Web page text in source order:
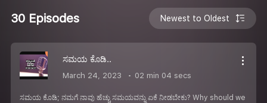
30 Episodes Newest to Oldest
ಸಮಯ ಕೊಡಿ..
March 24, 2023 02 min 04 secs
ಸಮಯ ಕೊಡಿ; ನಮಗೆ ನಾವು ಹೆಚ್ಚು ಸಮಯವನ್ನು ಏಕೆ ನೀಡಬೇಕು? Why should we